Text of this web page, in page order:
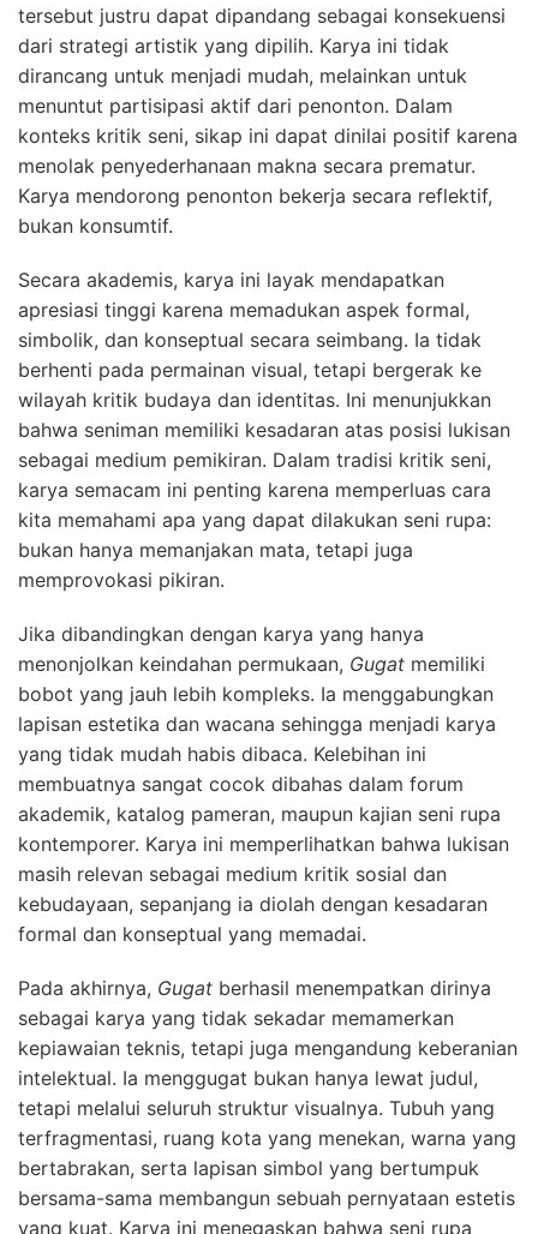
tersebut justru dapat dipandang sebagai konsekuensi
dari strategi artistik yang dipilih. Karya ini tidak
dirancang untuk menjadi mudah, melainkan untuk
menuntut partisipasi aktif dari penonton. Dalam
konteks kritik seni, sikap ini dapat dinilai positif karena
menolak penyederhanaan makna secara prematur.
Karya mendorong penonton bekerja secara reflektif,
bukan konsumtif.
Secara akademis, karya ini layak mendapatkan
apresiasi tinggi karena memadukan aspek formal,
simbolik, dan konseptual secara seimbang. Ia tidak
berhenti pada permainan visual, tetapi bergerak ke
wilayah kritik budaya dan identitas. Ini menunjukkan
bahwa seniman memiliki kesadaran atas posisi lukisan
sebagai medium pemikiran. Dalam tradisi kritik seni,
karya semacam ini penting karena memperluas cara
kita memahami apa yang dapat dilakukan seni rupa:
bukan hanya memanjakan mata, tetapi juga
memprovokasi pikiran.
Jika dibandingkan dengan karya yang hanya
menonjolkan keindahan permukaan, Gugat memiliki
bobot yang jauh lebih kompleks. Ia menggabungkan
lapisan estetika dan wacana sehingga menjadi karya
yang tidak mudah habis dibaca. Kelebihan ini
membuatnya sangat cocok dibahas dalam forum
akademik, katalog pameran, maupun kajian seni rupa
kontemporer. Karya ini memperlihatkan bahwa lukisan
masih relevan sebagai medium kritik sosial dan
kebudayaan, sepanjang ia diolah dengan kesadaran
formal dan konseptual yang memadai.
Pada akhirnya, Gugat berhasil menempatkan dirinya
sebagai karya yang tidak sekadar memamerkan
kepiawaian teknis, tetapi juga mengandung keberanian
intelektual. Ia menggugat bukan hanya lewat judul,
tetapi melalui seluruh struktur visualnya. Tubuh yang
terfragmentasi, ruang kota yang menekan, warna yang
bertabrakan, serta lapisan simbol yang bertumpuk
bersama-sama membangun sebuah pernyataan estetis
yang kuat. Karya ini menegaskan bahwa seni rupa